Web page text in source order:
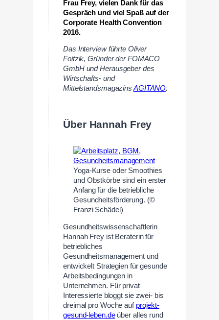
Frau Frey, vielen Dank für das
Gespräch und viel Spaß auf der
Corporate Health Convention
2016.
Das Interview führte Oliver
Foitzik, Gründer der FOMACO
GmbH und Herausgeber des
Wirtschafts- und
MittelstandsmagazinsAGITANO.
Über Hannah Frey
Yoga-Kurse oder Smoothies
und Obstkörbe sind ein erster
Anfang für die betriebliche
Gesundheitsförderung. (©
Franzi Schädel)
Gesundheitswissenschaftlerin
Hannah Frey ist Beraterin für
betriebliches
Gesundheitsmanagement und
entwickelt Strategien für gesunde
Arbeitsbedingungen in
Unternehmen. Für privat
Interessierte bloggt sie zwei- bis
dreimal pro Woche auf projekt-
gesund-leben.deüber alles rund